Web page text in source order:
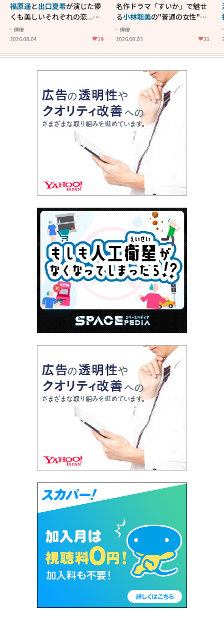
福原遥と出口夏希が演じた儚
くも美しいそれぞれの恋...生
きることの尊さを教えてくれ
た映画「あの花が咲く丘で、
俳優
2026.08.04
19
名作ドラマ「すいか」で魅せ
る小林聡美の"普通の女性"が
大人に刺さる...映画「かもめ
食堂」にも通じる静かな芝居
俳優
2026.08.03
21